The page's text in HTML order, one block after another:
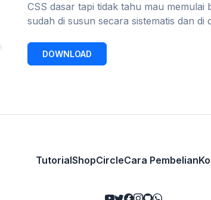
CSS dasar tapi tidak tahu mau memulai
sudah di susun secara sistematis dan di
DOWNLOAD
TutorialShopCircleCara Pembelian